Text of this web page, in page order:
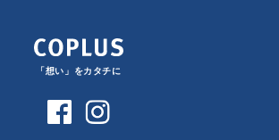
「想い」をカタチに